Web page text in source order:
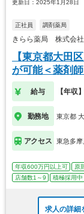
更新日：2025年1月28日
正社員 調剤薬局
きらら薬局 株式会
【東京都大田
が可能＜薬剤師
給与 【年収
勤務地 東京都
アクセス 東急多
年収600万円以上可 原
店舗数1～9
積極採用中
求人の詳細